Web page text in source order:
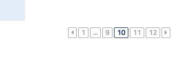
1 ... 9 10 11 12